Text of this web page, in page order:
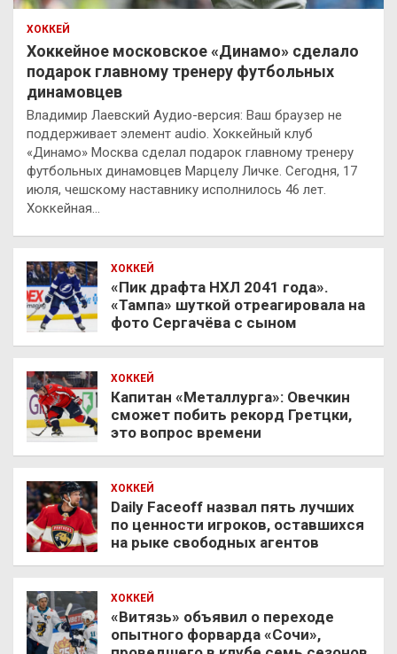
ХОККЕЙ
Хоккейное московское «Динамо» сделало
подарок главному тренеру футбольных
динамовцев
Владимир Лаевский Аудио-версия: Ваш браузер не
поддерживает элемент audio. Хоккейный клуб
«Динамо» Москва сделал подарок главному тренеру
футбольных динамовцев Марцелу Личке. Сегодня, 17
июля, чешскому наставнику исполнилось 46 лет.
Хоккейная…
ХОККЕЙ
«Пик драфта НХЛ 2041 года».
«Тампа» шуткой отреагировала на
фото Сергачёва с сыном
ХОККЕЙ
Капитан «Металлурга»: Овечкин
сможет побить рекорд Гретцки,
это вопрос времени
ХОККЕЙ
Daily Faceoff назвал пять лучших
по ценности игроков, оставшихся
на рыке свободных агентов
ХОККЕЙ
«Витязь» объявил о переходе
опытного форварда «Сочи»,